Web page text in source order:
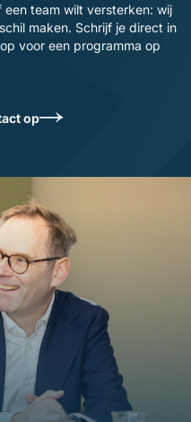
team wilt versterken: wij
maken. Schrijf je direct in
voor een programma op
op